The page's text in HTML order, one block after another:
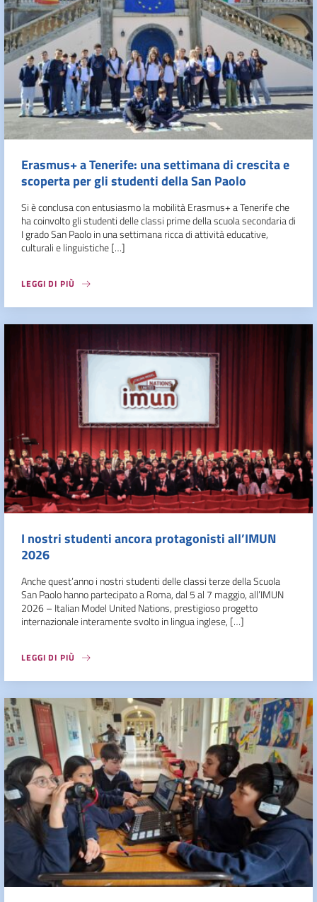
Erasmus+ a Tenerife: una settimana di crescita e
scoperta per gli studenti della San Paolo
Si è conclusa con entusiasmo la mobilità Erasmus+ a Tenerife che
ha coinvolto gli studenti delle classi prime della scuola secondaria di
I grado San Paolo in una settimana ricca di attività educative,
culturali e linguistiche […]
LEGGI DI PIÙ
I nostri studenti ancora protagonisti all’IMUN
2026
Anche quest’anno i nostri studenti delle classi terze della Scuola
San Paolo hanno partecipato a Roma, dal 5 al 7 maggio, all’IMUN
2026 – Italian Model United Nations, prestigioso progetto
internazionale interamente svolto in lingua inglese, […]
LEGGI DI PIÙ